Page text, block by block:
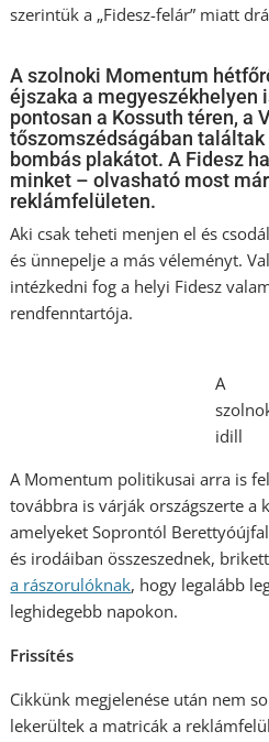
szerintük a „Fidesz-felár” miatt
A szolnoki Momentum
éjszaka a megyeszékhelyen
pontosan a Kossuth téren, a
tőszomszédságában találtak
bombás plakátot. A Fidesz
minket – olvasható most
reklámfelületen.
Aki csak teheti menjen el és
és ünnepelje a más véleményt.
intézkedni fog a helyi Fidesz
rendfenntartója.
A
idill
A Momentum politikusai arra is
továbbra is várják országszerte a
amelyeket Soprontól
és irodáiban összeszednek,
a rászorulóknak, hogy legalább
leghidegebb napokon.
Frissítés
Cikkünk megjelenése után nem
lekerültek a matricák a